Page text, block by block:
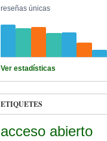
reseñas únicas
Ver estadísticas
ETIQUETES
acceso abierto